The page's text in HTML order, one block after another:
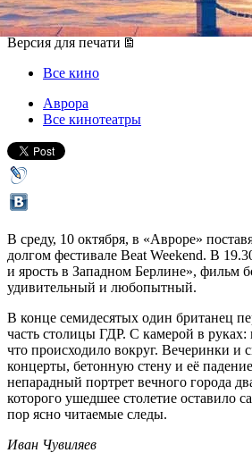
10 октября 2018, среда,19.30
Версия для печати
Все кино
Аврора
Все кинотеатры
В среду, 10 октября, в «Авроре»
долгом фестивале Beat Weekend. В
и ярость в Западном Берлине», фильм
удивительный и любопытный.
В конце семидесятых один британец
часть столицы ГДР. С камерой в руках:
что происходило вокруг. Вечеринки и
концерты, бетонную стену и её
непарадный портрет вечного города
которого ушедшее столетие оставило
пор ясно читаемые следы.
Иван Чувиляев